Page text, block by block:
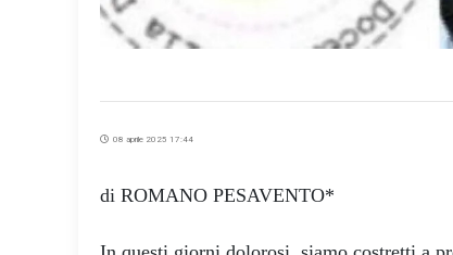
08 aprile 2025 17:44
di ROMANO PESAVENTO*